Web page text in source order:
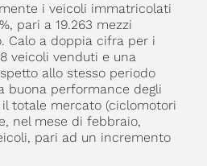
i veicoli immatricolati
pari a 19.263 mezzi
Calo a doppia cifra per i
veicoli venduti e una
allo stesso periodo
buona performance degli
totale mercato (ciclomotori
nel mese di febbraio,
pari ad un incremento